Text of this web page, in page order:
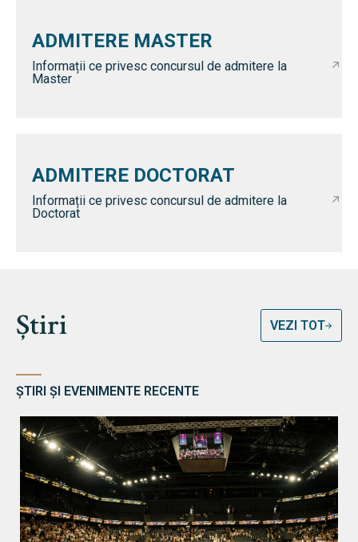
ADMITERE MASTER
Informații ce privesc concursul de admitere la
Master
ADMITERE DOCTORAT
Informații ce privesc concursul de admitere la
Doctorat
Știri VEZI TOT
ȘTIRI ȘI EVENIMENTE RECENTE